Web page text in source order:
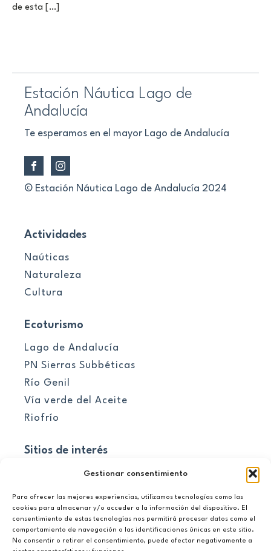
Gestionar consentimiento
Para ofrecer las mejores experiencias, utilizamos tecnologías como las
cookies para almacenar y/o acceder a la información del dispositivo. El
consentimiento de estas tecnologías nos permitirá procesar datos como el
comportamiento de navegación o las identificaciones únicas en este sitio.
No consentir o retirar el consentimiento, puede afectar negativamente a
de esta […]
Estación Náutica Lago de
Andalucía
Te esperamos en el mayor Lago de Andalucía
© Estación Náutica Lago de Andalucía 2024
Actividades
Naúticas
Naturaleza
Cultura
Ecoturismo
Lago de Andalucía
PN Sierras Subbéticas
Río Genil
Vía verde del Aceite
Riofrío
Sitios de interés
El embalse
Información útil
Novedades